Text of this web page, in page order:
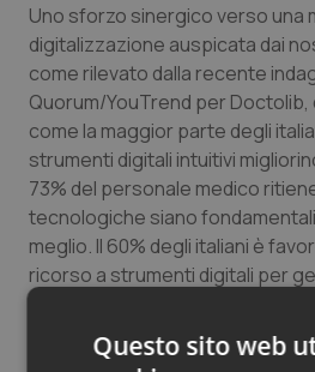
Tumore al seno
Tumore ovarico
Tumori del Polmone &
Tumori gastrointestinali
Vaccini
Uno sforzo sinergico verso una
digitalizzazione auspicata dai
come rilevato dalla recente
Quorum/YouTrend per Doctolib,
come la maggior parte degli
strumenti digitali intuitivi
73% del personale medico
tecnologiche siano
meglio. Il 60% degli italiani è
ricorso a strumenti digitali per
dell’accessibilità all’assistenza
Questo sito web